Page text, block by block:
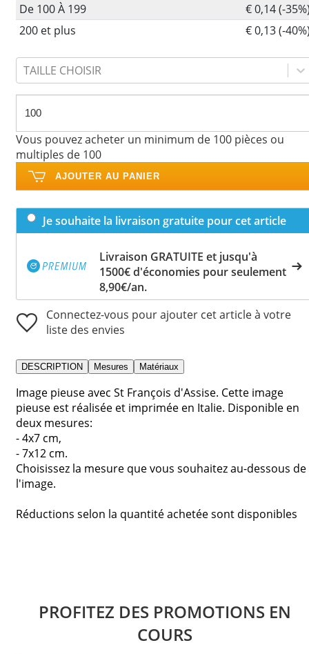
De 100 À 199
€ 0,14 (-
200 et plus
€ 0,13 (-
TAILLE CHOISIR
Vous pouvez acheter un minimum de 100 pièces ou
multiples de 100
AJOUTER AU PANIER
Je souhaite la livraison gratuite pour cet article
Livraison GRATUITE et jusqu'à
1500€ d'économies pour seulement
8,90€/an.
Connectez-vous pour ajouter cet article à votre
liste des envies
DESCRIPTION Mesures Matériaux
Image pieuse avec St François d'Assise. Cette image
pieuse est réalisée et imprimée en Italie. Disponible en
deux mesures:
- 4x7 cm,
- 7x12 cm.
Choisissez la mesure que vous souhaitez au-dessous de
l'image.
Réductions selon la quantité achetée sont disponibles
PROFITEZ DES PROMOTIONS EN
COURS